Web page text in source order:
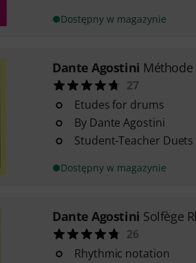
Dostępny w magazynie
Dante Agostini Méthode
27
Etudes for drums
By Dante Agostini
Student-Teacher Duets
Dostępny w magazynie
Dante Agostini Solfège
26
Rhythmic notation